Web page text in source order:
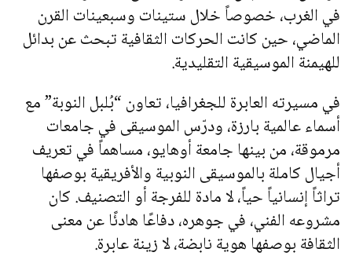
في الغرب، خصوصاً خلال ستينات وسبعينات القرن
الماضي، حين كانت الحركات الثقافية تبحث عن بدائل
للهيمنة الموسيقية التقليدية.
في مسيرته العابرة للجغرافيا، تعاون “بُلبل النوبة” مع
أسماء عالمية بارزة، ودرّس الموسيقى في جامعات
مرموقة، من بينها جامعة أوهايو، مساهماً في تعريف
أجيال كاملة بالموسيقى النوبية والأفريقية بوصفها
تراثاً إنسانياً حياً، لا مادة للفرجة أو التصنيف. كان
مشروعه الفني، في جوهره، دفاعًا هادئًا عن معنى
الثقافة بوصفها هوية نابضة، لا زينة عابرة.